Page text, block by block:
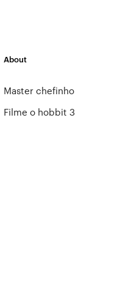
About
Master chefinho
Filme o hobbit 3